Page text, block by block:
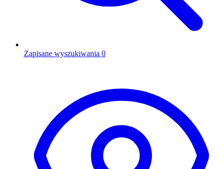
Zapisane wyszukiwania 0